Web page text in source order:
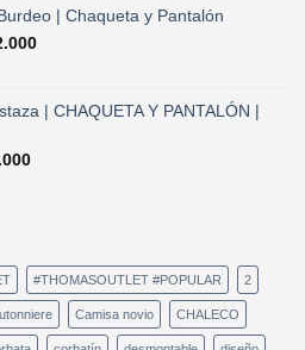
es:
$296.000.
| Chaqueta y Pantalón
Rango
desde
| CHAQUETA Y PANTALÓN |
El
#THOMASOUTLET #POPULAR 2
Camisa novio CHALECO